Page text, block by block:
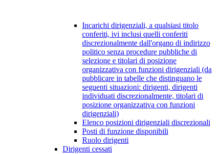
Incarichi dirigenziali, a qualsiasi titolo
conferiti, ivi inclusi quelli conferiti
discrezionalmente dall'organo di indirizzo
politico senza procedure pubbliche di
selezione e titolari di posizione
organizzativa con funzioni dirigenziali (da
pubblicare in tabelle che distinguano le
seguenti situazioni: dirigenti, dirigenti
individuati discrezionalmente, titolari di
posizione organizzativa con funzioni
dirigenziali)
Elenco posizioni dirigenziali discrezionali
Posti di funzione disponibili
Ruolo dirigenti
Dirigenti cessati